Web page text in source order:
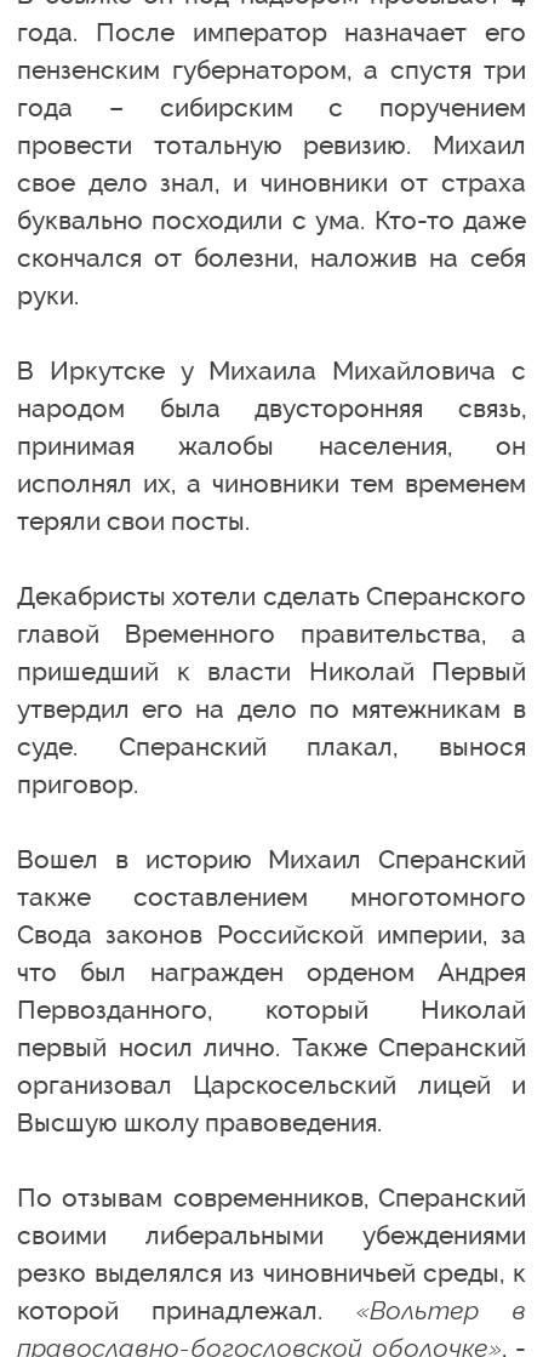
года. После император назначает его
пензенским губернатором, а спустя три
года – сибирским с поручением
провести тотальную ревизию. Михаил
свое дело знал, и чиновники от страха
буквально посходили с ума. Кто-то даже
скончался от болезни, наложив на себя
руки.
В Иркутске у Михаила Михайловича с
народом была двусторонняя связь,
принимая жалобы населения, он
исполнял их, а чиновники тем временем
теряли свои посты.
Декабристы хотели сделать Сперанского
главой Временного правительства, а
пришедший к власти Николай Первый
утвердил его на дело по мятежникам в
суде. Сперанский плакал, вынося
приговор.
Вошел в историю Михаил Сперанский
также составлением многотомного
Свода законов Российской империи, за
что был награжден орденом Андрея
Первозданного, который Николай
первый носил лично. Также Сперанский
организовал Царскосельский лицей и
Высшую школу правоведения.
По отзывам современников, Сперанский
своими либеральными убеждениями
резко выделялся из чиновничьей среды, к
которой принадлежал. «Вольтер в
православно-богословской оболочке», -